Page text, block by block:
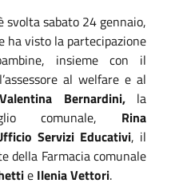
svolta sabato 24 gennaio,
ha visto la partecipazione
insieme con il
al welfare e al
Valentina Bernardini,la
comunale, Rina
Servizi Educativi, il
della Farmacia comunale
e Ilenia Vettori.